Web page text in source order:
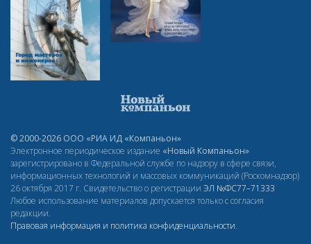
© 2000-2026 ООО «РИА ИД «Компаньон»
Электронное периодическое издание «Новый Компаньон»
зарегистрировано в Федеральной службе по надзору в сфере связи,
информационных технологий и массовых коммуникаций (Роскомнадзор)
26 октября 2017 г. Свидетельство о регистрации ЭЛ №ФС77–71333
Любое использование материалов допускается только с согласия
редакции.
Правовая информация и политика конфиденциальности.